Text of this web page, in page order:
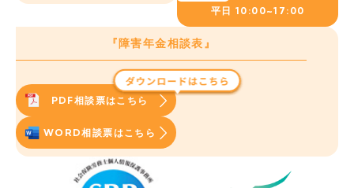
平日 10:00~17:00
『障害年金相談表』
PDF相談票はこちら
WORD相談票はこちら